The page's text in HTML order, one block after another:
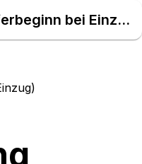
Anmeldung (Lieferbeginn bei Einzug) – Daten Atlas